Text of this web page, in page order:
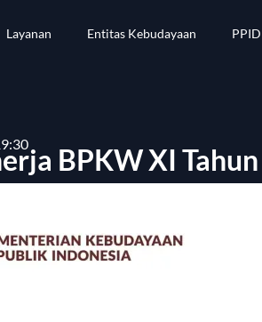
Layanan Entitas Kebudayaan PPID
BPKW XI